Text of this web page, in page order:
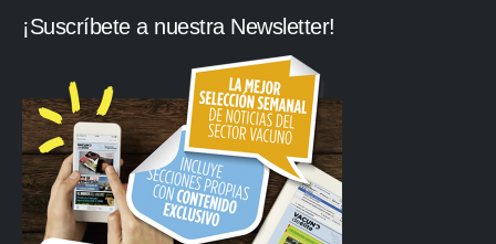
¡Suscríbete a nuestra Newsletter!